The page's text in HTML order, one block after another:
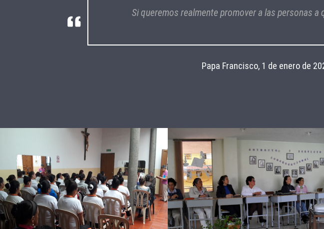
Si queremos realmente promover a las personas
Papa Francisco, 1 de enero de
hacerlas
PreviousNext